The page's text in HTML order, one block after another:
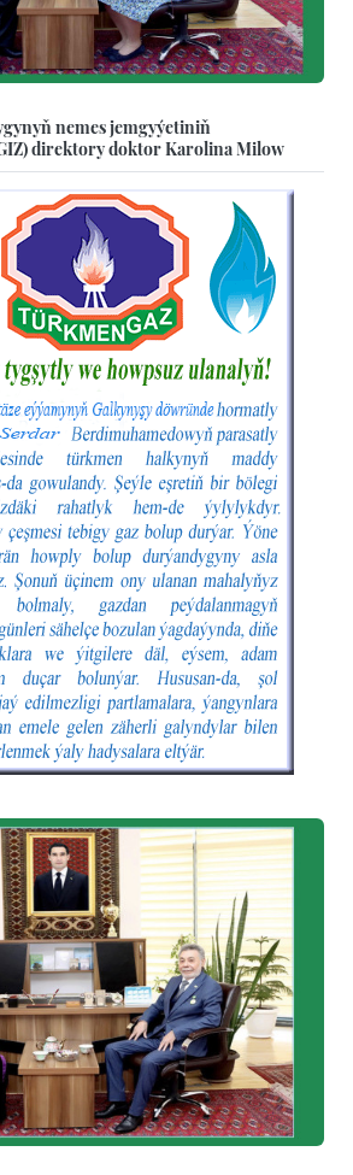
nemes jemgyýetiniň
direktory doktor Karolina Milow